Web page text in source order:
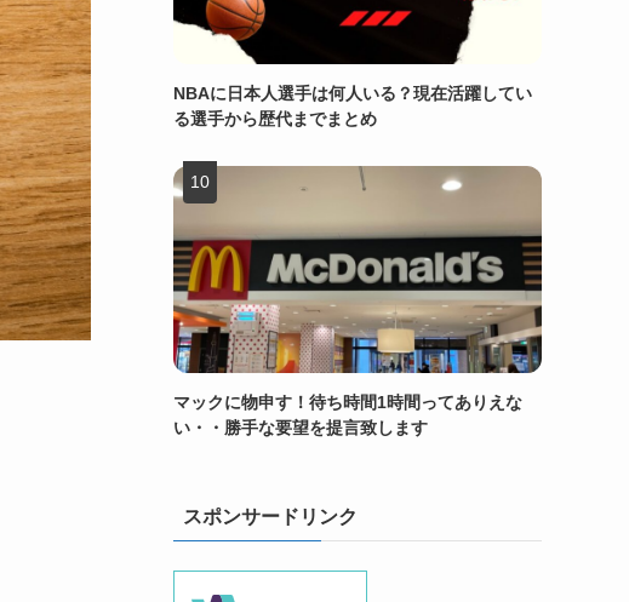
NBAに日本人選手は何人いる？現在活躍してい
る選手から歴代までまとめ
マックに物申す！待ち時間1時間ってありえな
い・・勝手な要望を提言致します
スポンサードリンク